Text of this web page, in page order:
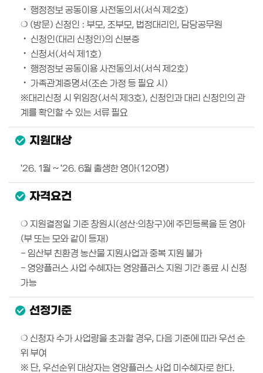
‧ 행정정보 공동이용 사전동의서(서식 제2호)
❍ (방문) 신청인 : 부모, 조부모, 법정대리인, 담당공무원
‧ 신청인(대리 신청인)의 신분증
‧ 신청서(서식 제1호)
‧ 행정정보 공동이용 사전동의서(서식 제2호)
‧ 가족관계증명서(조손 가정 등 필요 시)
※대리신청 시 위임장(서식 제3호), 신청인과 대리 신청인의 관
계를 확인할 수 있는 서류 필요
지원대상
'26. 1월 ~ '26. 6월 출생한 영아(120명)
자격요건
❍ 지원결정일 기준 창원시(성산‧의창구)에 주민등록을 둔 영아
(부 또는 모와 같이 등재)
- 임산부 친환경 농산물 지원사업과 중복 지원 불가
- 영양플러스 사업 수혜자는 영양플러스 지원 기간 종료 시 신청
가능
선정기준
❍ 신청자 수가 사업량을 초과할 경우, 다음 기준에 따라 우선 순
위 부여
※ 단, 우선순위 대상자는 영양플러스 사업 미수혜자로 한다.